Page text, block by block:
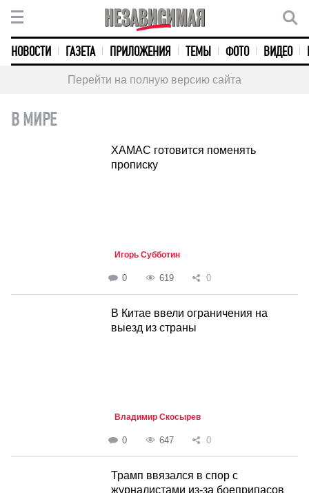
НОВОСТИ ГАЗЕТА ПРИЛОЖЕНИЯ ТЕМЫ ФОТО ВИДЕО
Перейти на полную версию сайта
В МИРЕ
ХАМАС готовится поменять
прописку
Игорь Субботин
0 619 0
В Китае ввели ограничения на
выезд из страны
Владимир Скосырев
0 647 0
Трамп ввязался в спор с
журналистами из-за боеприпасов